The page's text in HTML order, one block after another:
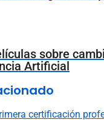
sobre
Artificial